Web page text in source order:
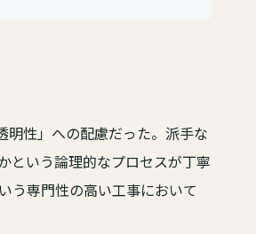
明性」への配慮だった。派手な
という論理的なプロセスが丁寧
う専門性の高い工事において